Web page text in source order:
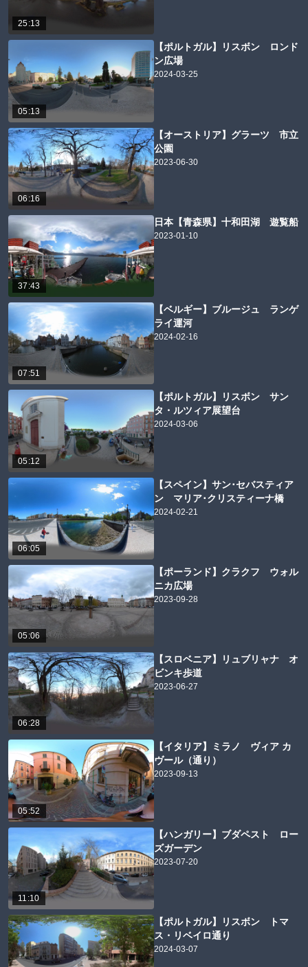
25:13
05:13
【ポルトガル】リスボン ロンド
ン広場
2024-03-25
06:16
【オーストリア】グラーツ 市立
公園
2023-06-30
37:43
日本【青森県】十和田湖 遊覧船
2023-01-10
07:51
【ベルギー】ブルージュ ランゲ
ライ運河
2024-02-16
05:12
【ポルトガル】リスボン サン
タ・ルツィア展望台
2024-03-06
06:05
【スペイン】サン･セバスティア
ン マリア･クリスティーナ橋
2024-02-21
05:06
【ポーランド】クラクフ ウォル
ニカ広場
2023-09-28
06:28
【スロベニア】リュブリャナ オ
ビンキ歩道
2023-06-27
05:52
【イタリア】ミラノ ヴィア カ
ヴール（通り）
2023-09-13
11:10
【ハンガリー】ブダペスト ロー
ズガーデン
2023-07-20
【ポルトガル】リスボン トマ
ス・リベイロ通り
2024-03-07